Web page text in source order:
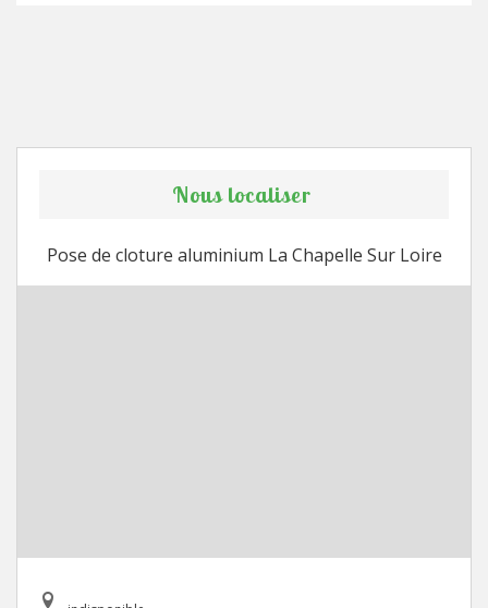
Nous localiser
Pose de cloture aluminium La Chapelle Sur Loire